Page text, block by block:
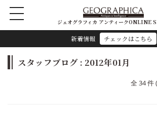
新着情報 チェックはこちら
ジェオグラフィカ アンティークONLINE
スタッフブログ : 2012年01月
全 34 件